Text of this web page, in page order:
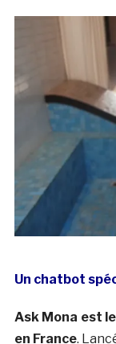
Un chatbot
Ask Mona est
en France.